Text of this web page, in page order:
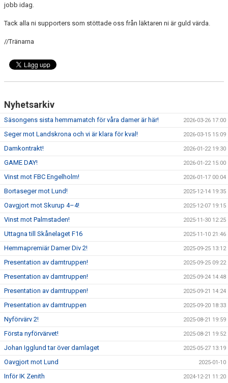
jobb idag.
Tack alla ni supporters som stöttade oss från läktaren ni är guld värda.
//Tränarna
Nyhetsarkiv
Säsongens sista hemmamatch för våra damer är här! 2026-03-26 17:00
Seger mot Landskrona och vi är klara för kval! 2026-03-15 15:09
Damkontrakt! 2026-01-22 19:30
GAME DAY! 2026-01-22 15:00
Vinst mot FBC Engelholm! 2026-01-17 00:04
Bortaseger mot Lund! 2025-12-14 19:35
Oavgjort mot Skurup 4–4! 2025-12-07 19:15
Vinst mot Palmstaden! 2025-11-30 12:25
Uttagna till Skånelaget F16 2025-11-10 21:46
Hemmapremiär Damer Div 2! 2025-09-25 13:12
Presentation av damtruppen! 2025-09-25 09:22
Presentation av damtruppen! 2025-09-24 14:48
Presentation av damtruppen! 2025-09-21 14:24
Presentation av damtruppen 2025-09-20 18:33
Nyförvärv 2! 2025-08-21 19:59
Första nyförvärvet! 2025-08-21 19:52
Johan Igglund tar över damlaget 2025-05-27 13:19
Oavgjort mot Lund 2025-01-10
Inför IK Zenith 2024-12-21 11:20